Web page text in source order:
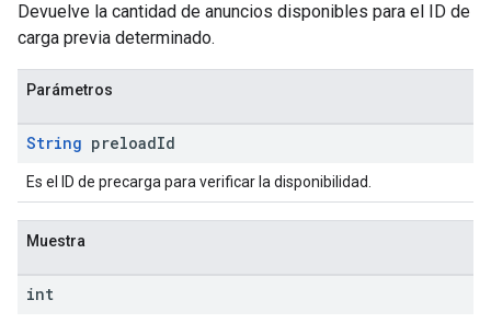
Devuelve la cantidad de anuncios disponibles para el ID de
carga previa determinado.
Parámetros
String preloadId
Es el ID de precarga para verificar la disponibilidad.
Muestra
int